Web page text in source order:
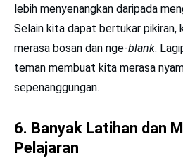
lebih menyenangkan daripada
Selain kita dapat bertukar pikiran,
merasa bosan dan nge-blank.
teman membuat kita merasa
sepenanggungan.
6. Banyak Latihan dan
Pelajaran